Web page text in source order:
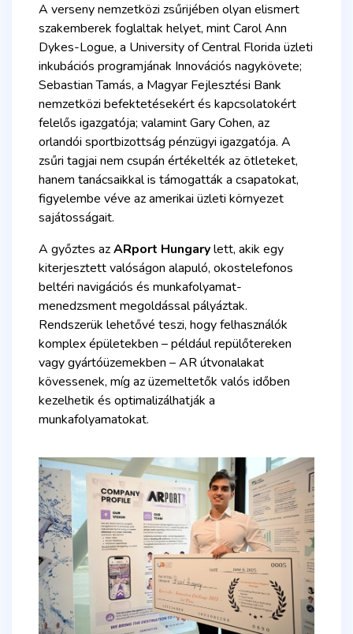
A verseny nemzetközi zsűrijében olyan elismert
szakemberek foglaltak helyet, mint Carol Ann
Dykes-Logue, a University of Central Florida üzleti
inkubációs programjának Innovációs nagykövete;
Sebastian Tamás, a Magyar Fejlesztési Bank
nemzetközi befektetésekért és kapcsolatokért
felelős igazgatója; valamint Gary Cohen, az
orlandói sportbizottság pénzügyi igazgatója. A
zsűri tagjai nem csupán értékelték az ötleteket,
hanem tanácsaikkal is támogatták a csapatokat,
figyelembe véve az amerikai üzleti környezet
sajátosságait.
A győztes azARport Hungarylett, akik egy
kiterjesztett valóságon alapuló, okostelefonos
beltéri navigációs és munkafolyamat-
menedzsment megoldással pályáztak.
Rendszerük lehetővé teszi, hogy felhasználók
komplex épületekben – például repülőtereken
vagy gyártóüzemekben – AR útvonalakat
kövessenek, míg az üzemeltetők valós időben
kezelhetik és optimalizálhatják a
munkafolyamatokat.